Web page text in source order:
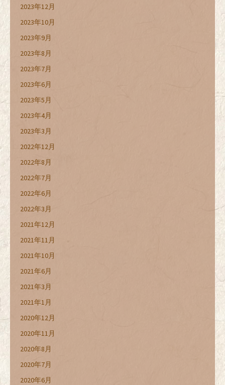
2023年12月
2023年10月
2023年9月
2023年8月
2023年7月
2023年6月
2023年5月
2023年4月
2023年3月
2022年12月
2022年8月
2022年7月
2022年6月
2022年3月
2021年12月
2021年11月
2021年10月
2021年6月
2021年3月
2021年1月
2020年12月
2020年11月
2020年8月
2020年7月
2020年6月